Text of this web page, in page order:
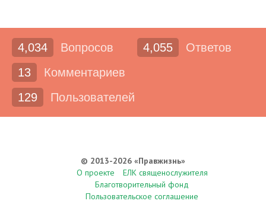
4,034 Вопросов 4,055
Ответов
13
Комментариев
129
Пользователей
© 2013-2026 «Правжизнь»
О проекте
ЕЛК священослужителя
Благотворительный фонд
Пользовательское соглашение